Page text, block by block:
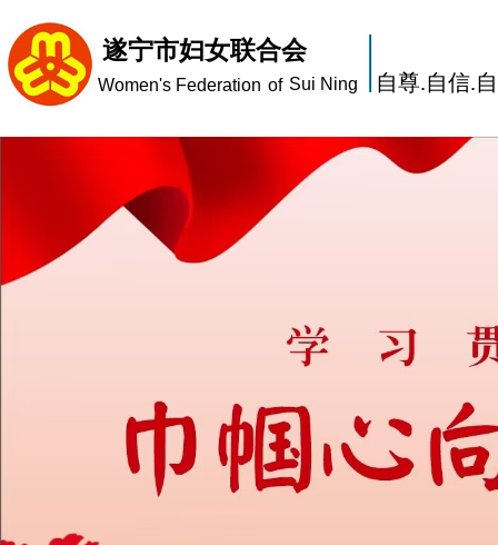
Women's Federation
遂宁市妇女联合会
of Sui Ning 自尊.自信.